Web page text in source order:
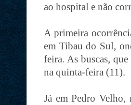
ao hospital e não
A primeira
em Tibau do Sul,
feira. As buscas,
na quinta-feira (11).
Já em Pedro